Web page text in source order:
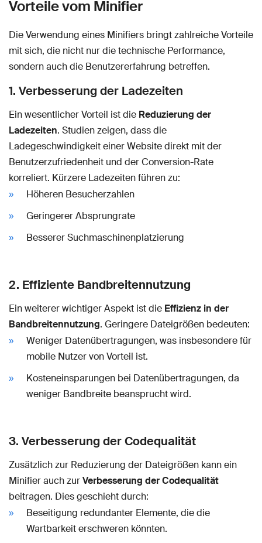
Vorteile vom Minifier
Die Verwendung eines Minifiers bringt zahlreiche Vorteile
mit sich, die nicht nur die technische Performance,
sondern auch die Benutzererfahrung betreffen.
1. Verbesserung der Ladezeiten
Ein wesentlicher Vorteil ist die Reduzierung der
Ladezeiten. Studien zeigen, dass die
Ladegeschwindigkeit einer Website direkt mit der
Benutzerzufriedenheit und der Conversion-Rate
korreliert. Kürzere Ladezeiten führen zu:
Höheren Besucherzahlen
Geringerer Absprungrate
Besserer Suchmaschinenplatzierung
2. Effiziente Bandbreitennutzung
Ein weiterer wichtiger Aspekt ist die Effizienz in der
Bandbreitennutzung. Geringere Dateigrößen bedeuten:
Weniger Datenübertragungen, was insbesondere für
mobile Nutzer von Vorteil ist.
Kosteneinsparungen bei Datenübertragungen, da
weniger Bandbreite beansprucht wird.
3. Verbesserung der Codequalität
Zusätzlich zur Reduzierung der Dateigrößen kann ein
Minifier auch zurVerbesserung der Codequalität
beitragen. Dies geschieht durch:
Beseitigung redundanter Elemente, die die
Wartbarkeit erschweren könnten.